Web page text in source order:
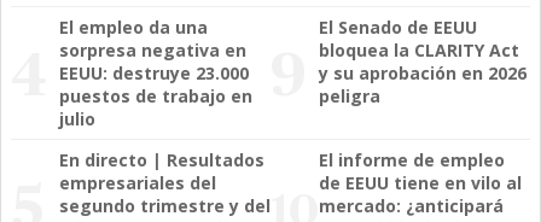
El empleo da una
sorpresa negativa en
EEUU: destruye 23.000
puestos de trabajo en
julio
En directo | Resultados
empresariales del
segundo trimestre y del
El Senado de EEUU
bloquea la CLARITY Act
y su aprobación en 2026
peligra
El informe de empleo
de EEUU tiene en vilo al
mercado: ¿anticipará